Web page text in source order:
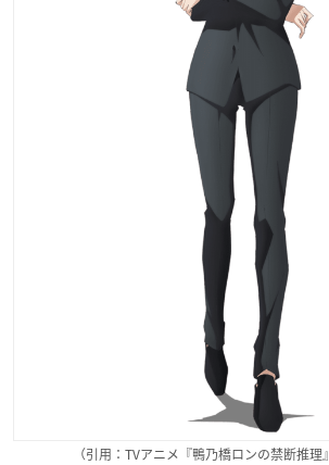
（引用：TVアニメ『鴨乃橋ロンの禁断推理』